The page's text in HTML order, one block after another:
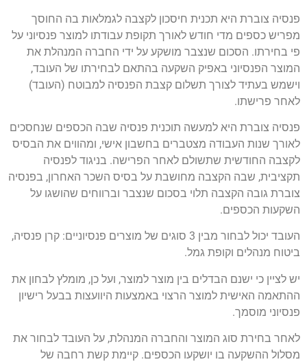
פנסיה צוברת היא תכנית חיסכון לקצבה לגמלאות בה החוסך
מפריש כספים מדי חודש לאורך תקופת עבודתו למוצר פנסיוני על
פי בחירתו. הסכום שנצבר מושקע על ידי החברה המנהלת את
המוצר הפנסיוני באפיק השקעה בהתאם לבחירתו של העובד,
וישמש בעתיד לצורך תשלום קצבת הפנסיה למבוטח (העובד)
לאחר פרישתו.
פנסיה צוברת היא למעשה תוכנית פנסיה שבה הכספים שנחסכים
לאורך שנות העבודה מצטברים בחשבון אישי, ומהווים את הבסיס
לקצבה החודשית שתשולם לאחר הפרישה. בניגוד לפנסיה
תקציבית, שבה הקצבה מחושבת על בסיס השכר האחרון, בפנסיה
צוברת גובה הקצבה תלוי בסכום שנצבר וברווחים שהושגו על
השקעות הכספים.
העובד יכול לבחור מבין 3 סוגים של מוצרים פנסיוניים: קרן פנסיה,
ביטוח מנהלים וקופת גמל.
יש לציין כי ישנם הבדלים בין מוצר למוצר, ועל כן, מומלץ לבחון את
ההתאמה האישית למוצר הרצוי באמצעות היוועצות בבעל רישיון
פנסיוני מוסמך.
לאחר בחירת סוג המוצר והחברה המנהלת, על העובד לבחור את
מסלול ההשקעה בו יושקעו הכספים. קיימת קשת רחבה של